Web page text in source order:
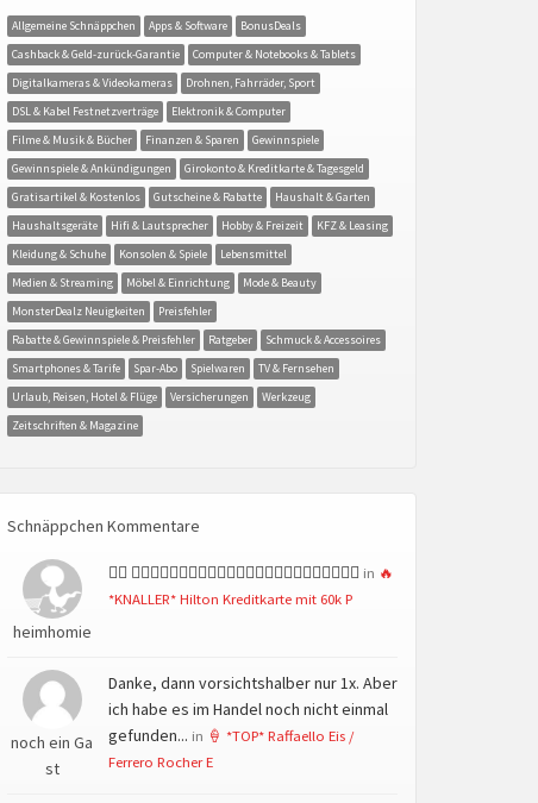
Allgemeine Schnäppchen Apps & Software
BonusDeals
Cashback & Geld-zurück-Garantie
Computer & Notebooks & Tablets
Digitalkameras & Videokameras
Drohnen, Fahrräder, Sport
DSL & Kabel Festnetzverträge
Elektronik & Computer
Filme & Musik & Bücher
Finanzen & Sparen
Gewinnspiele
Gewinnspiele & Ankündigungen
Girokonto & Kreditkarte & Tagesgeld
Gratisartikel & Kostenlos
Gutscheine & Rabatte
Haushalt & Garten
Haushaltsgeräte
Hifi & Lautsprecher Hobby & Freizeit
KFZ & Leasing
Kleidung & Schuhe
Konsolen & Spiele
Lebensmittel
Medien & Streaming
Möbel & Einrichtung
Mode & Beauty
MonsterDealz Neuigkeiten
Preisfehler
Rabatte & Gewinnspiele & Preisfehler
Ratgeber
Schmuck & Accessoires
Smartphones & Tarife
Spar-Abo Spielwaren
TV & Fernsehen
Urlaub, Reisen, Hotel & Flüge
Versicherungen
Werkzeug
Zeitschriften & Magazine
Schnäppchen Kommentare
heimhomie
👍🏻 👍🏻👍🏻👍🏻👍🏻👍🏻👍🏻👍🏻👍🏻👍🏻👍🏻👍🏻👍🏻 in 🔥
*KNALLER* Hilton Kreditkarte mit 60k P
noch ein Ga
st
Danke, dann vorsichtshalber nur 1x. Aber
ich habe es im Handel noch nicht einmal
gefunden... in 🍦 *TOP* Raffaello Eis /
Ferrero Rocher E